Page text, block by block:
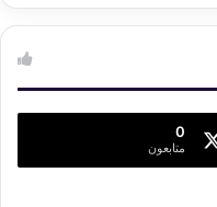
0
متابعون